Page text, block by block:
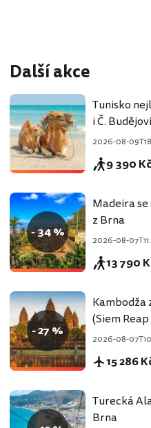
Další akce
Tunisko
i Č.
2026-08-
9 390 Kč
- 34 %
Madeira
z Brna
2026-08-
13 790
- 27 %
Kambodža
(Siem
2026-08-
15 286
Turecká
Brna